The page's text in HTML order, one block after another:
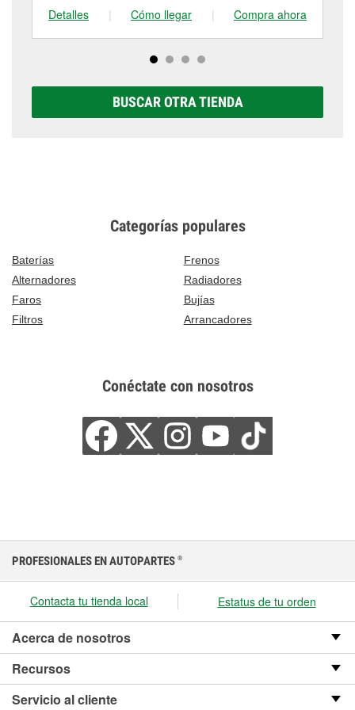
Detalles
| Cómo llegar | Compra ahora
BUSCAR OTRA TIENDA
Categorías populares
Baterías
Frenos
Alternadores
Radiadores
Faros
Bujías
Filtros
Arrancadores
Conéctate con nosotros
PROFESIONALES EN AUTOPARTES ®
Contacta tu tienda local Estatus de tu orden
Acerca de nosotros
Recursos
Servicio al cliente